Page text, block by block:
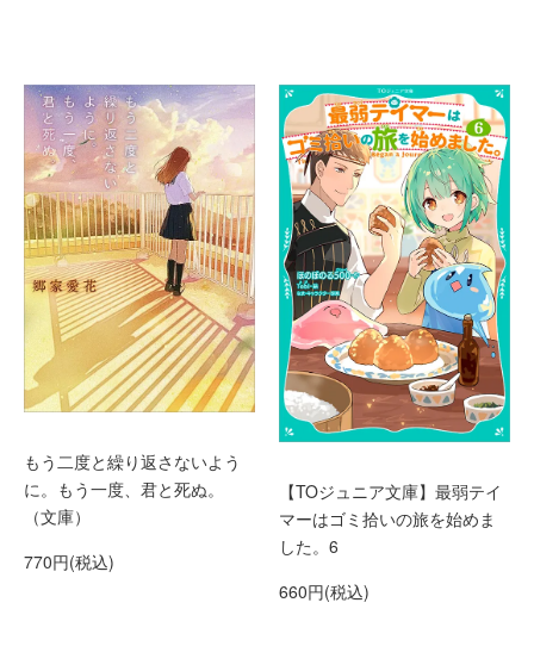
もう二度と繰り返さないよう
に。もう一度、君と死ぬ。
（文庫）
770円(税込)
【TOジュニア文庫】最弱テイ
マーはゴミ拾いの旅を始めま
した。6
660円(税込)